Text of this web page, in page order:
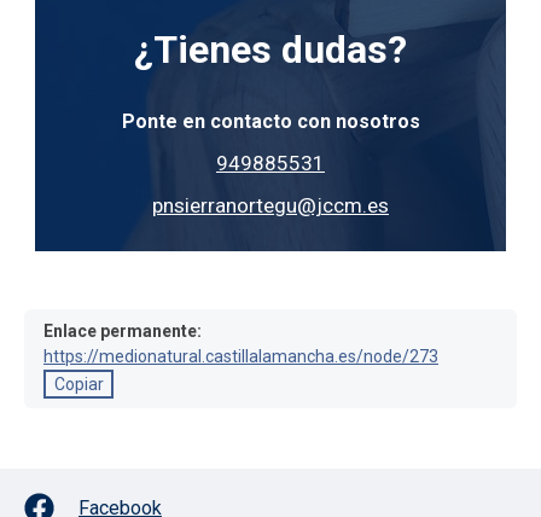
¿Tienes dudas?
Ponte en contacto con nosotros
949885531
pnsierranortegu@jccm.es
Enlace permanente:
https://medionatural.castillalamancha.es/node/273
Copiar
Facebook